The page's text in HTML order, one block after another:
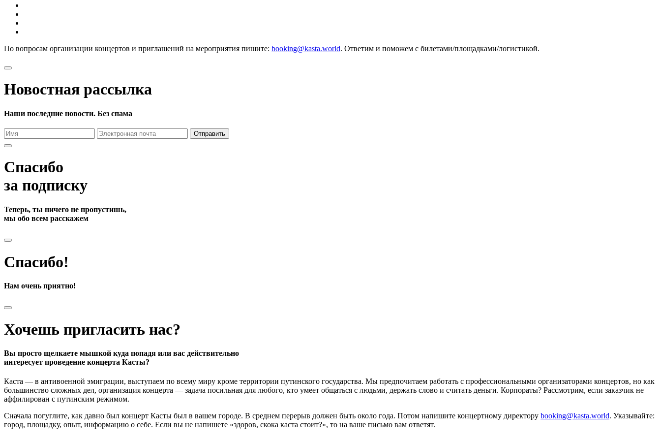
По вопросам организации концертов и приглашений на мероприятия пишите: booking@kasta.world. Ответим и поможем с билетами/площадками/логистикой.
Новостная рассылка
Наши последние новости. Без спама
Отправить
Спасибо
за подписку
Теперь, ты ничего не пропустишь,
мы обо всем расскажем
Спасибо!
Нам очень приятно!
Хочешь пригласить нас?
Вы просто щелкаете мышкой куда попадя или вас действительно
интересует проведение концерта Касты?
Каста — в антивоенной эмиграции, выступаем по всему миру кроме территории путинского государства. Мы предпочитаем работать с профессиональными организаторами концертов, но как
большинство сложных дел, организация концерта — задача посильная для любого, кто умеет общаться с людьми, держать слово и считать деньги. Корпораты? Рассмотрим, если заказчик не
аффилирован с путинским режимом.
Сначала погуглите, как давно был концерт Касты был в вашем городе. В среднем перерыв должен быть около года. Потом напишите концертному директору booking@kasta.world. Указывайте:
город, площадку, опыт, информацию о себе. Если вы не напишете «здоров, скока каста стоит?», то на ваше письмо вам ответят.